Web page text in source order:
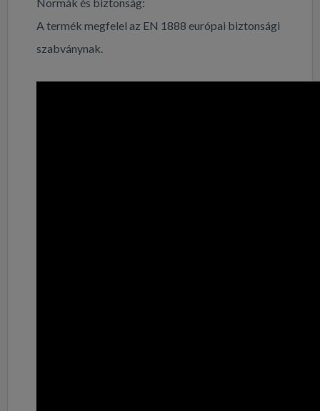
A termék megfelel az EN 1888 európai biztonsági
szabványnak.